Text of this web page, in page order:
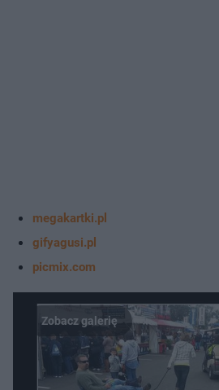
megakartki.pl
gifyagusi.pl
picmix.com